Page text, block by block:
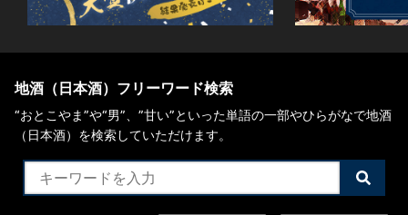
地酒（日本酒）フリーワード検索
“おとこやま”や“男”、”甘い”といった単語の一部やひらがなで地酒
（日本酒）を検索していただけます。
検
索